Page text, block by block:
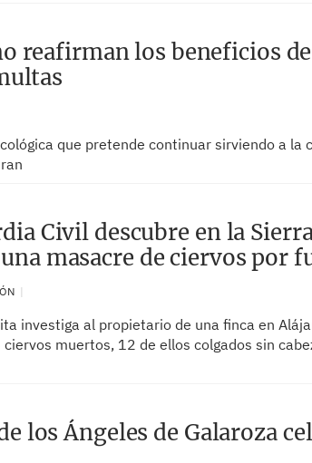
reafirman los beneficios
que pretende continuar sirviendo a la
Civil descubre en la
masacre de ciervos por
investiga al propietario de una finca en
ciervos muertos, 12 de ellos colgados sin
los Ángeles de Galaroza